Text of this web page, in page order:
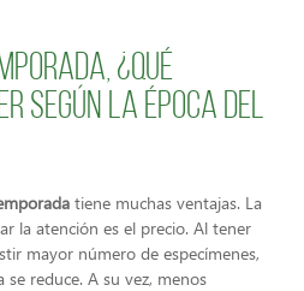
¿qué
según la época del
tiene muchas ventajas. La
la atención es el precio. Al tener
mayor número de especímenes,
se reduce. A su vez, menos